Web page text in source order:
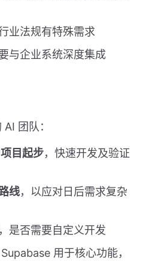
业法规有特殊需求
与企业系统深度集成
团队：
目起步，快速开发及验证
线，以应对日后需求复杂
，是否需要自定义开发
用于核心功能，